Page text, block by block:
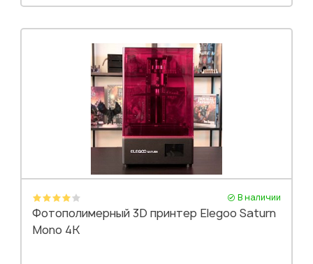
В наличии
Фотополимерный 3D принтер Elegoo Saturn
Mono 4K